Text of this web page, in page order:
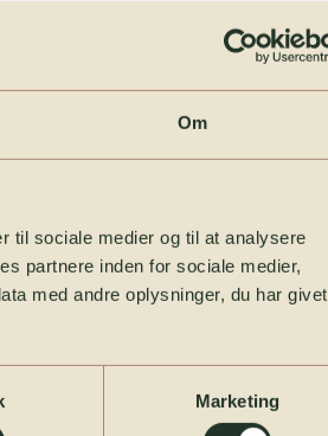
Om
til sociale medier og til at analysere
partnere inden for sociale medier,
med andre oplysninger, du har givet
Marketing
pr. tur.
besætning.